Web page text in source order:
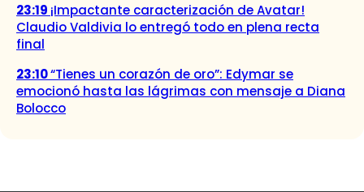
23:19 ¡Impactante caracterización de Avatar!
Claudio Valdivia lo entregó todo en plena recta
final
23:10“Tienes un corazón de oro”: Edymar se
emocionó hasta las lágrimas con mensaje a Diana
Bolocco